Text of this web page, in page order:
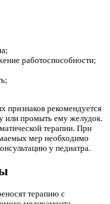
работоспособности;
признаков рекомендуется
или промыть ему желудок.
терапии. При
мер необходимо
у педиатра.
терапию с